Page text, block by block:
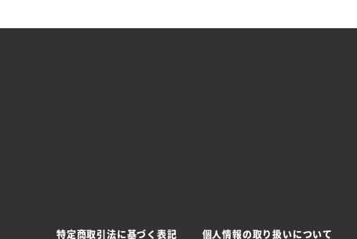
特定商取引法に基づく表記 個人情報の取り扱いについて